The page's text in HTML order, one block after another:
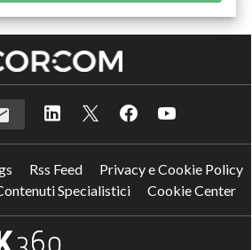
Rss Feed
Privacy e Cookie Policy
Specialistici
Cookie Center